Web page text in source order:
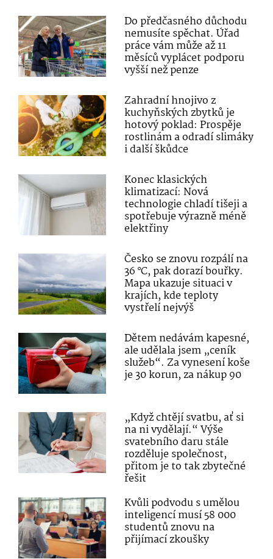
Do předčasného důchodu
nemusíte spěchat. Úřad
práce vám může až 11
měsíců vyplácet podporu
vyšší než penze
Zahradní hnojivo z
kuchyňských zbytků je
hotový poklad: Prospěje
rostlinám a odradí slimáky
i další škůdce
Konec klasických
klimatizací: Nová
technologie chladí tišeji a
spotřebuje výrazně méně
elektřiny
Česko se znovu rozpálí na
36 °C, pak dorazí bouřky.
Mapa ukazuje situaci v
krajích, kde teploty
vystřelí nejvýš
Dětem nedávám kapesné,
ale udělala jsem „ceník
služeb“. Za vynesení koše
je 30 korun, za nákup 90
„Když chtějí svatbu, ať si
na ni vydělají.“ Výše
svatebního daru stále
rozděluje společnost,
přitom je to tak zbytečné
řešit
Kvůli podvodu s umělou
inteligencí musí 58 000
studentů znovu na
přijímací zkoušky